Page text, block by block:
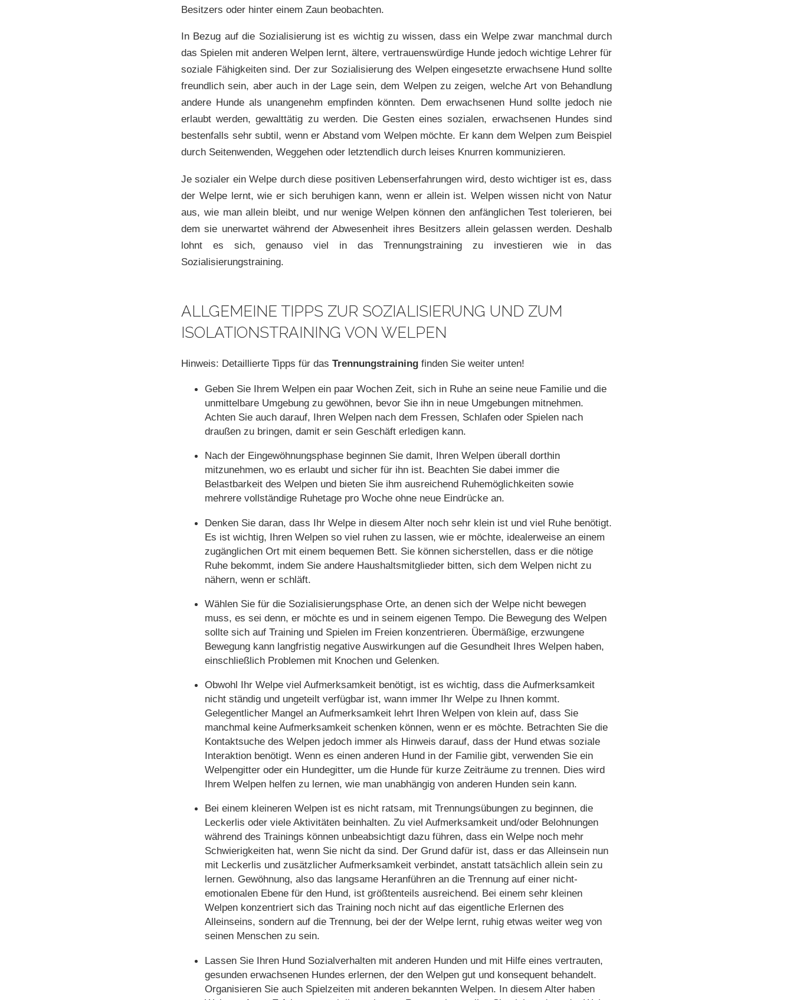
Besitzers oder hinter einem Zaun beobachten.
In Bezug auf die Sozialisierung ist es wichtig zu wissen, dass ein Welpe zwar manchmal durch
das Spielen mit anderen Welpen lernt, ältere, vertrauenswürdige Hunde jedoch wichtige Lehrer für
soziale Fähigkeiten sind. Der zur Sozialisierung des Welpen eingesetzte erwachsene Hund sollte
freundlich sein, aber auch in der Lage sein, dem Welpen zu zeigen, welche Art von Behandlung
andere Hunde als unangenehm empfinden könnten. Dem erwachsenen Hund sollte jedoch nie
erlaubt werden, gewalttätig zu werden. Die Gesten eines sozialen, erwachsenen Hundes sind
bestenfalls sehr subtil, wenn er Abstand vom Welpen möchte. Er kann dem Welpen zum Beispiel
durch Seitenwenden, Weggehen oder letztendlich durch leises Knurren kommunizieren.
Je sozialer ein Welpe durch diese positiven Lebenserfahrungen wird, desto wichtiger ist es, dass
der Welpe lernt, wie er sich beruhigen kann, wenn er allein ist. Welpen wissen nicht von Natur
aus, wie man allein bleibt, und nur wenige Welpen können den anfänglichen Test tolerieren, bei
dem sie unerwartet während der Abwesenheit ihres Besitzers allein gelassen werden. Deshalb
lohnt es sich, genauso viel in das Trennungstraining zu investieren wie in das
Sozialisierungstraining.
ALLGEMEINE TIPPS ZUR SOZIALISIERUNG UND ZUM
ISOLATIONSTRAINING VON WELPEN
Hinweis: Detaillierte Tipps für das Trennungstraining finden Sie weiter unten!
Geben Sie Ihrem Welpen ein paar Wochen Zeit, sich in Ruhe an seine neue Familie und die
unmittelbare Umgebung zu gewöhnen, bevor Sie ihn in neue Umgebungen mitnehmen.
Achten Sie auch darauf, Ihren Welpen nach dem Fressen, Schlafen oder Spielen nach
draußen zu bringen, damit er sein Geschäft erledigen kann.
Nach der Eingewöhnungsphase beginnen Sie damit, Ihren Welpen überall dorthin
mitzunehmen, wo es erlaubt und sicher für ihn ist. Beachten Sie dabei immer die
Belastbarkeit des Welpen und bieten Sie ihm ausreichend Ruhemöglichkeiten sowie
mehrere vollständige Ruhetage pro Woche ohne neue Eindrücke an.
Denken Sie daran, dass Ihr Welpe in diesem Alter noch sehr klein ist und viel Ruhe benötigt.
Es ist wichtig, Ihren Welpen so viel ruhen zu lassen, wie er möchte, idealerweise an einem
zugänglichen Ort mit einem bequemen Bett. Sie können sicherstellen, dass er die nötige
Ruhe bekommt, indem Sie andere Haushaltsmitglieder bitten, sich dem Welpen nicht zu
nähern, wenn er schläft.
Wählen Sie für die Sozialisierungsphase Orte, an denen sich der Welpe nicht bewegen
muss, es sei denn, er möchte es und in seinem eigenen Tempo. Die Bewegung des Welpen
sollte sich auf Training und Spielen im Freien konzentrieren. Übermäßige, erzwungene
Bewegung kann langfristig negative Auswirkungen auf die Gesundheit Ihres Welpen haben,
einschließlich Problemen mit Knochen und Gelenken.
Obwohl Ihr Welpe viel Aufmerksamkeit benötigt, ist es wichtig, dass die Aufmerksamkeit
nicht ständig und ungeteilt verfügbar ist, wann immer Ihr Welpe zu Ihnen kommt.
Gelegentlicher Mangel an Aufmerksamkeit lehrt Ihren Welpen von klein auf, dass Sie
manchmal keine Aufmerksamkeit schenken können, wenn er es möchte. Betrachten Sie die
Kontaktsuche des Welpen jedoch immer als Hinweis darauf, dass der Hund etwas soziale
Interaktion benötigt. Wenn es einen anderen Hund in der Familie gibt, verwenden Sie ein
Welpengitter oder ein Hundegitter, um die Hunde für kurze Zeiträume zu trennen. Dies wird
Ihrem Welpen helfen zu lernen, wie man unabhängig von anderen Hunden sein kann.
Bei einem kleineren Welpen ist es nicht ratsam, mit Trennungsübungen zu beginnen, die
Leckerlis oder viele Aktivitäten beinhalten. Zu viel Aufmerksamkeit und/oder Belohnungen
während des Trainings können unbeabsichtigt dazu führen, dass ein Welpe noch mehr
Schwierigkeiten hat, wenn Sie nicht da sind. Der Grund dafür ist, dass er das Alleinsein nun
mit Leckerlis und zusätzlicher Aufmerksamkeit verbindet, anstatt tatsächlich allein sein zu
lernen. Gewöhnung, also das langsame Heranführen an die Trennung auf einer nicht-
emotionalen Ebene für den Hund, ist größtenteils ausreichend. Bei einem sehr kleinen
Welpen konzentriert sich das Training noch nicht auf das eigentliche Erlernen des
Alleinseins, sondern auf die Trennung, bei der der Welpe lernt, ruhig etwas weiter weg von
seinen Menschen zu sein.
Lassen Sie Ihren Hund Sozialverhalten mit anderen Hunden und mit Hilfe eines vertrauten,
gesunden erwachsenen Hundes erlernen, der den Welpen gut und konsequent behandelt.
Organisieren Sie auch Spielzeiten mit anderen bekannten Welpen. In diesem Alter haben